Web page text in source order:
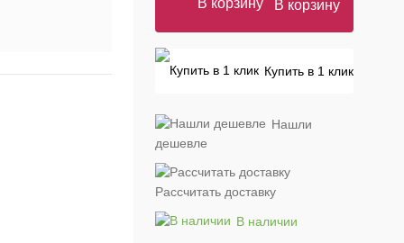
В корзину
Купить в 1 клик
Нашли
дешевле
Рассчитать доставку
В наличии